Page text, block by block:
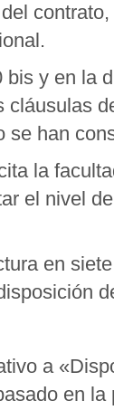
bis y en la
cláusulas
se han
la
el nivel
en
a
en